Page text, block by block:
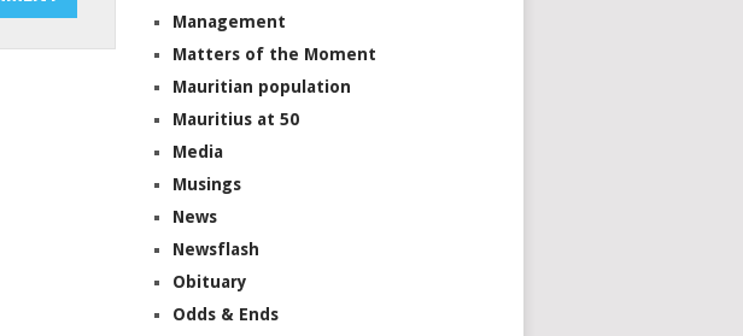
Management
Matters of the Moment
Mauritian population
Mauritius at 50
Media
Musings
News
Newsflash
Obituary
Odds & Ends